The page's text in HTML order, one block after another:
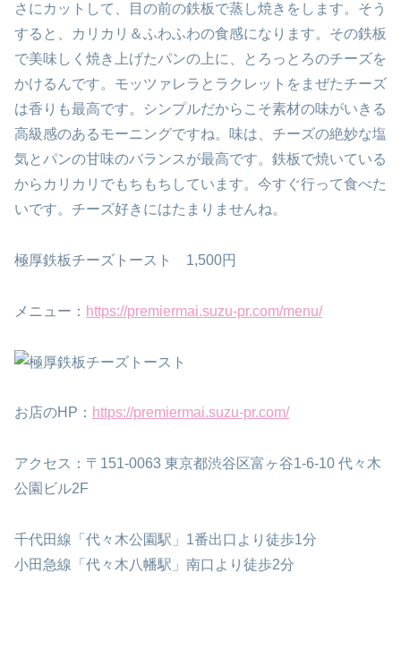
さにカットして、目の前の鉄板で蒸し焼きをします。そう
すると、カリカリ＆ふわふわの食感になります。その鉄板
で美味しく焼き上げたパンの上に、とろっとろのチーズを
かけるんです。モッツァレラとラクレットをまぜたチーズ
は香りも最高です。シンプルだからこそ素材の味がいきる
高級感のあるモーニングですね。味は、チーズの絶妙な塩
気とパンの甘味のバランスが最高です。鉄板で焼いている
からカリカリでもちもちしています。今すぐ行って食べた
いです。チーズ好きにはたまりませんね。
極厚鉄板チーズトースト 1,500円
メニュー： https://premiermai.suzu-pr.com/menu/
お店のHP： https://premiermai.suzu-pr.com/
アクセス：〒151-0063 東京都渋谷区富ヶ谷1-6-10 代々木
公園ビル2F
千代田線「代々木公園駅」1番出口より徒歩1分
小田急線「代々木八幡駅」南口より徒歩2分